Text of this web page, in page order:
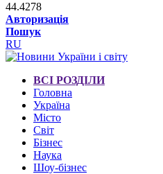
44.4278
Авторизація
Пошук
RU
ВСІ РОЗДІЛИ
Головна
Україна
Місто
Світ
Бізнес
Наука
Шоу-бізнес